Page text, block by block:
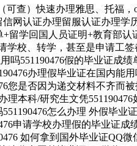
查）快速办理雅思、托福，
网认证办理留服认证办理
学回国人员证明+教育部
校、转学，甚至是申请工
551190476假的毕业证成
办理假毕业证在国内能
是否因为递交材料不齐而
本科/研究生文凭
怎么办理 外假毕业
申请学校办理假的毕业证成
如何拿到国外毕业证QQ微